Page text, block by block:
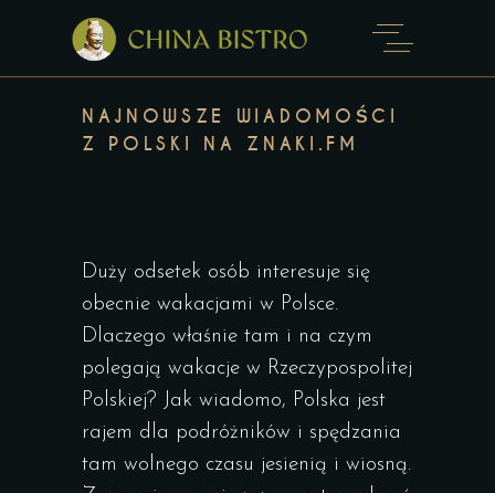
NAJNOWSZE WIADOMOŚCI
Z POLSKI NA ZNAKI.FM
Duży odsetek osób interesuje się
obecnie wakacjami w Polsce.
Dlaczego właśnie tam i na czym
polegają wakacje w Rzeczypospolitej
Polskiej? Jak wiadomo, Polska jest
rajem dla podróżników i spędzania
tam wolnego czasu jesienią i wiosną.